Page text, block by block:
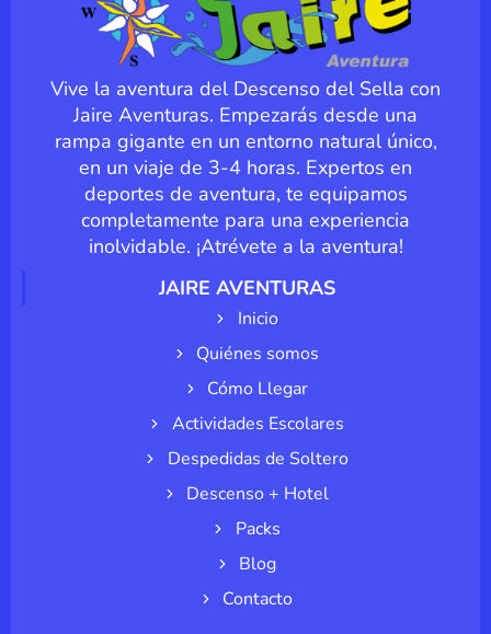
Vive la aventura del Descenso del Sella con
Jaire Aventuras. Empezarás desde una
rampa gigante en un entorno natural único,
en un viaje de 3-4 horas. Expertos en
deportes de aventura, te equipamos
completamente para una experiencia
inolvidable. ¡Atrévete a la aventura!
JAIRE AVENTURAS
Inicio
Quiénes somos
Cómo Llegar
Actividades Escolares
Despedidas de Soltero
Descenso + Hotel
Packs
Blog
Contacto